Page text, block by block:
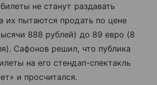
не станут раздавать
их пытаются продать по цене
888 рублей) до 89 евро (8
Сафонов решил, что публика
на его стендап-спектакль
и просчитался.